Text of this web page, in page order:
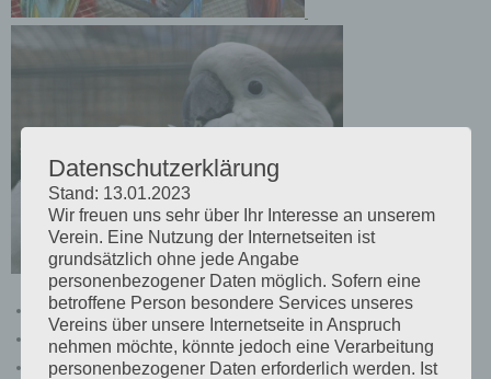
23. VZE-Kanarienbewertung Tettau 2023
IG Kanarien Auswertung der Bundesmeisterschaft der VZE 2019
Auswertung 62. VZE-Bundesmeisterschaft, VZE-
Datenschutzerklärung
Stand: 13.01.2023
Wir freuen uns sehr über Ihr Interesse an unserem
Verein. Eine Nutzung der Internetseiten ist
grundsätzlich ohne jede Angabe
personenbezogener Daten möglich. Sofern eine
betroffene Person besondere Services unseres
Vereins über unsere Internetseite in Anspruch
nehmen möchte, könnte jedoch eine Verarbeitung
personenbezogener Daten erforderlich werden. Ist